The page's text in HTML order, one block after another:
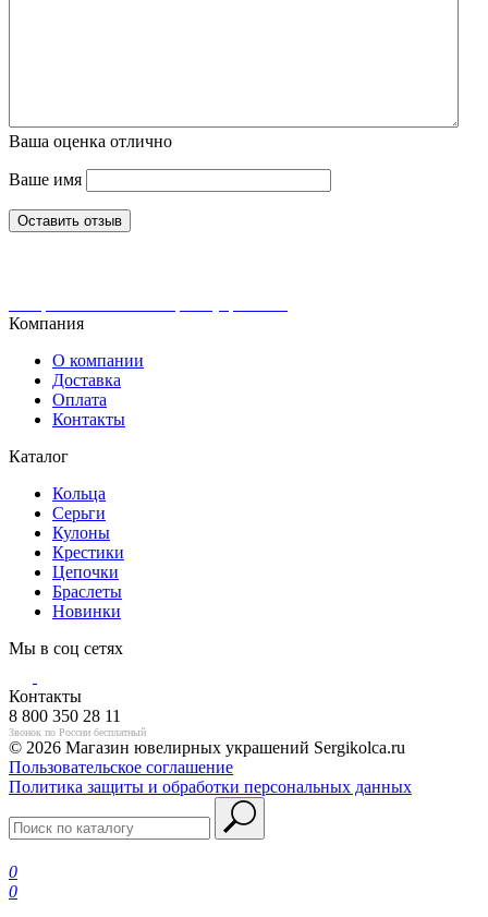
Ваша оценка отлично
Ваше имя
Оставить отзыв
Компания
О компании
Доставка
Оплата
Контакты
Каталог
Кольца
Серьги
Кулоны
Крестики
Цепочки
Браслеты
Новинки
Мы в соц сетях
Контакты
8 800 350 28 11
Звонок по России бесплатный
© 2026 Магазин ювелирных украшений Sergikolca.ru
Пользовательское соглашение
Политика защиты и обработки персональных данных
0
0